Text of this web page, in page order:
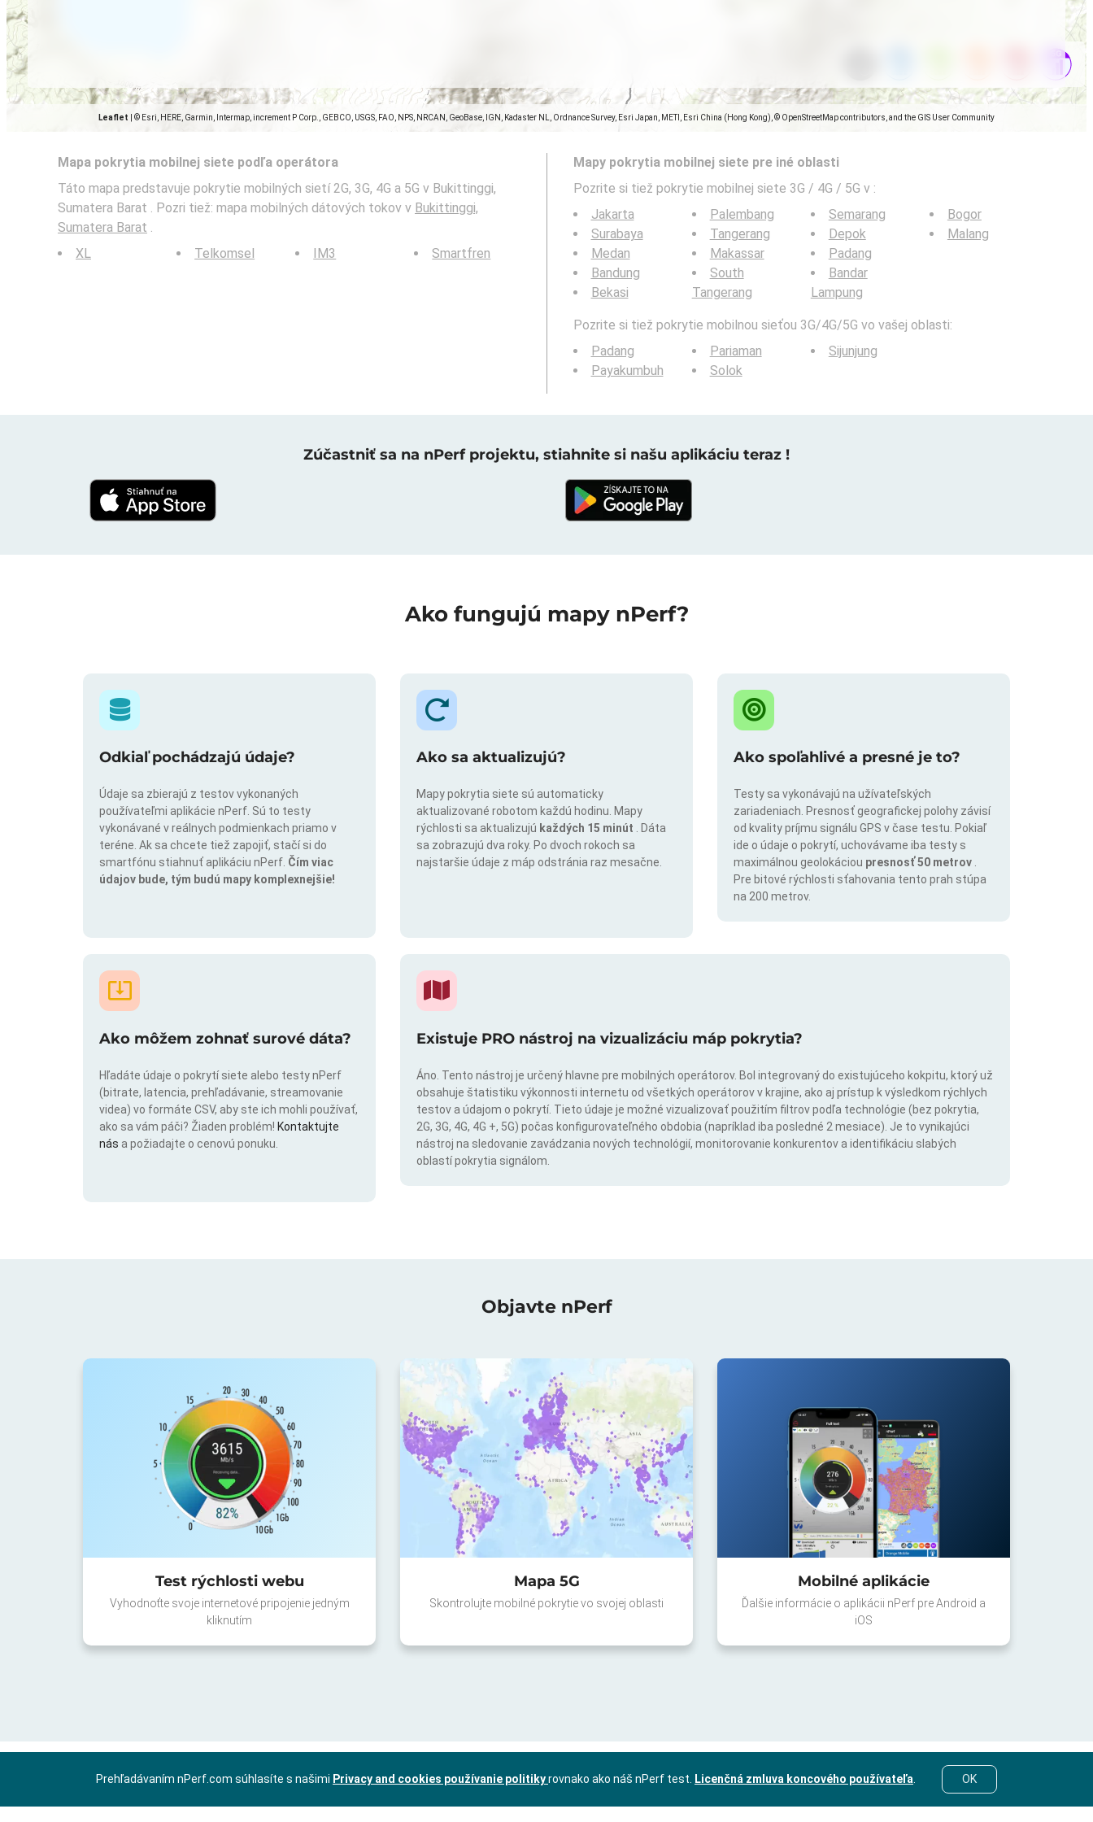
Leaflet © Esri, HERE, Garmin, Intermap, increment P Corp., GEBCO, USGS, FAO, NPS, NRCAN, GeoBase, IGN, Kadaster NL, Ordnance Survey, Esri Japan, METI, Esri China (Hong Kong), © OpenStreetMap contributors, and the GIS User Community
Mapa pokrytia mobilnej siete podľa operátora
Táto mapa predstavuje pokrytie mobilných sietí 2G, 3G, 4G a 5G v Bukittinggi,
Sumatera Barat . Pozri tiež: mapa mobilných dátových tokov v Bukittinggi,
Sumatera Barat .
XL
Telkomsel IM3 Smartfren
Mapy pokrytia mobilnej siete pre iné oblasti
Pozrite si tiež pokrytie mobilnej siete 3G / 4G / 5G v :
Jakarta
Surabaya
Medan
Bandung
Bekasi
Palembang
Tangerang
Makassar
South
Tangerang
Semarang
Depok
Padang
Bandar
Lampung
Bogor
Malang
Pozrite si tiež pokrytie mobilnou sieťou 3G/4G/5G vo vašej oblasti:
Padang
Payakumbuh
Pariaman
Solok
Sijunjung
Zúčastniť sa na nPerf projektu, stiahnite si našu aplikáciu teraz !
Ako fungujú mapy nPerf?
Odkiaľ pochádzajú údaje?
Údaje sa zbierajú z testov vykonaných
používateľmi aplikácie nPerf. Sú to testy
vykonávané v reálnych podmienkach priamo v
teréne. Ak sa chcete tiež zapojiť, stačí si do
smartfónu stiahnuť aplikáciu nPerf. Čím viac
údajov bude, tým budú mapy komplexnejšie!
Ako sa aktualizujú?
Mapy pokrytia siete sú automaticky
aktualizované robotom každú hodinu. Mapy
rýchlosti sa aktualizujú každých 15 minút
. Dáta
sa zobrazujú dva roky. Po dvoch rokoch sa
najstaršie údaje z máp odstránia raz mesačne.
Ako spoľahlivé a presné je to?
Testy sa vykonávajú na užívateľských
zariadeniach. Presnosť geografickej polohy závisí
od kvality príjmu signálu GPS v čase testu. Pokiaľ
ide o údaje o pokrytí, uchovávame iba testy s
maximálnou geolokáciou presnosť 50 metrov
Pre bitové rýchlosti sťahovania tento prah stúpa
na 200 metrov.
Ako môžem zohnať surové dáta?
Hľadáte údaje o pokrytí siete alebo testy nPerf
(bitrate, latencia, prehľadávanie, streamovanie
videa) vo formáte CSV, aby ste ich mohli používať,
ako sa vám páči? Žiaden problém! Kontaktujte
nás a požiadajte o cenovú ponuku.
Existuje PRO nástroj na vizualizáciu máp pokrytia?
Áno. Tento nástroj je určený hlavne pre mobilných operátorov. Bol integrovaný do existujúceho kokpitu, ktorý už
obsahuje štatistiku výkonnosti internetu od všetkých operátorov v krajine, ako aj prístup k výsledkom rýchlych
testov a údajom o pokrytí. Tieto údaje je možné vizualizovať použitím filtrov podľa technológie (bez pokrytia,
2G, 3G, 4G, 4G +, 5G) počas konfigurovateľného obdobia (napríklad iba posledné 2 mesiace). Je to vynikajúci
nástroj na sledovanie zavádzania nových technológií, monitorovanie konkurentov a identifikáciu slabých
oblastí pokrytia signálom.
Objavte nPerf
Test rýchlosti webu
Vyhodnoťte svoje internetové pripojenie jedným
kliknutím
Mapa 5G
Skontrolujte mobilné pokrytie vo svojej oblasti
Mobilné aplikácie
Ďalšie informácie o aplikácii nPerf pre Android a
iOS
Prehľadávaním nPerf.com súhlasíte s našimi Privacy and cookies používanie politikyrovnako ako náš nPerf test. Licenčná zmluva koncového používateľa OK